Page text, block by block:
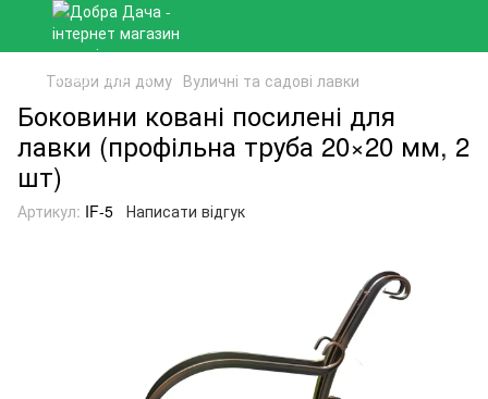
Товари для дому Вуличні та садові лавки
Боковини ковані посилені для
лавки (профільна труба 20×20 мм, 2
шт)
Артикул: IF-5 Написати відгук